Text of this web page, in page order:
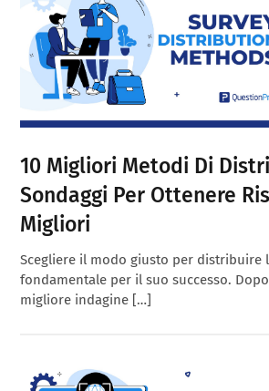
10 Migliori Metodi Di
Sondaggi Per Ottenere
Migliori
Scegliere il modo giusto per distribuire
fondamentale per il suo successo.
migliore indagine […]